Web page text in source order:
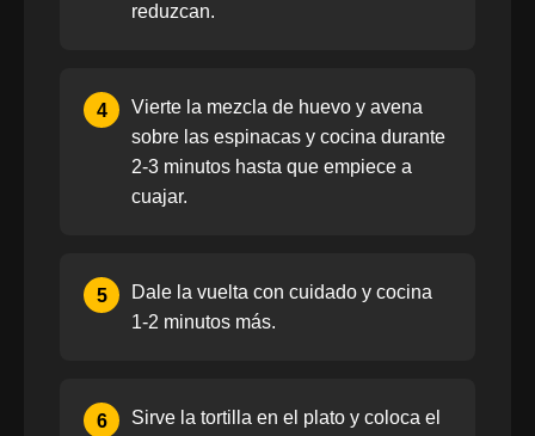
reduzcan.
4
Vierte la mezcla de huevo y avena
sobre las espinacas y cocina durante
2-3 minutos hasta que empiece a
cuajar.
5
Dale la vuelta con cuidado y cocina
1-2 minutos más.
6
Sirve la tortilla en el plato y coloca el